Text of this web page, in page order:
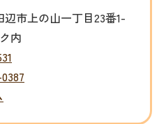
辺市上の山一丁目23番1-
内